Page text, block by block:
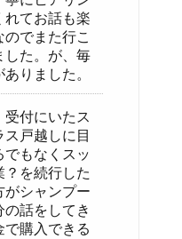
れてお話も楽
でまた行こ
した。が、毎
りました。
付にいたス
戸越しに目
でもなくスッ
？を続行した
がシャンプー
話をしてき
で購入できる